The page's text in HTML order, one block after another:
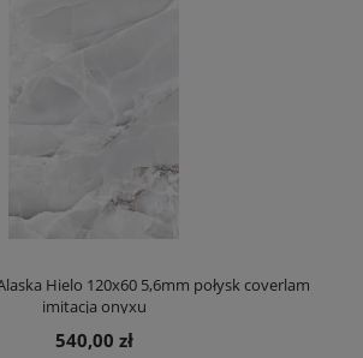
Hielo 120x60 5,6mm połysk coverlam
imitacja onyxu
540,00 zł